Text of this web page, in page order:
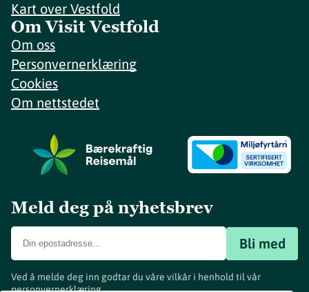
Kart over Vestfold
Om Visit Vestfold
Om oss
Personvernerklæring
Cookies
Om nettstedet
Meld deg på nyhetsbrev
Bli med
Ved å melde deg inn godtar du våre vilkår i henhold til vår
personvernerklæring.